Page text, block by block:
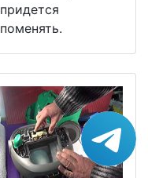
придется
поменять.